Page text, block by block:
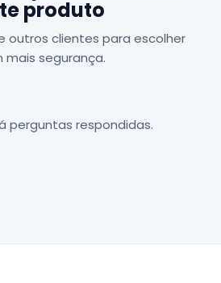
produto
outros clientes para escolher
mais segurança.
perguntas respondidas.